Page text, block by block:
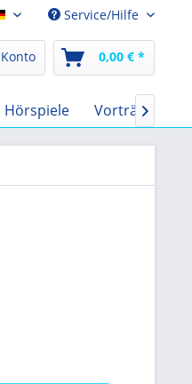
Audio-Book EURService/Hilfe
0,00 € *
Hörspiele Vorträge
